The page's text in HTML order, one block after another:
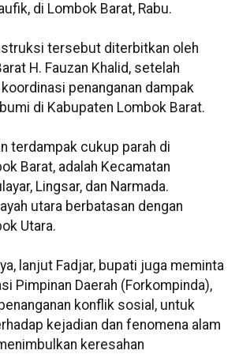
di Lombok Barat, Rabu.
tersebut diterbitkan oleh
H. Fauzan Khalid, setelah
penanganan dampak
di Kabupaten Lombok Barat.
terdampak cukup parah di
Barat, adalah Kecamatan
Lingsar, dan Narmada.
utara berbatasan dengan
Utara.
lanjut Fadjar, bupati juga meminta
Pimpinan Daerah (Forkompinda),
konflik sosial, untuk
kejadian dan fenomena alam
keresahan